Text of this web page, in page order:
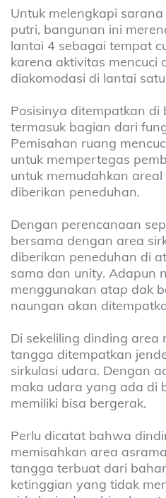
Untuk melengkapi
putri, bangunan ini
lantai 4 sebagai tempat
karena aktivitas mencuci
diakomodasi di lantai
Posisinya ditempatkan di
termasuk bagian dari
Pemisahan ruang
untuk mempertegas
untuk memudahkan
diberikan peneduhan.
Dengan perencanaan
bersama dengan area
diberikan peneduhan di
sama dan unity. Adapun
menggunakan atap dak
naungan akan
Di sekeliling dinding area
tangga ditempatkan
sirkulasi udara. Dengan
maka udara yang ada di
memiliki bisa bergerak.
Perlu dicatat bahwa
memisahkan area
tangga terbuat dari
ketinggian yang tidak